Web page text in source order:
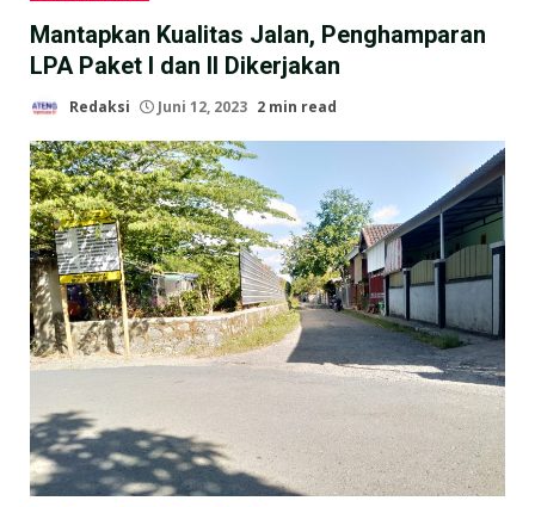
Mantapkan Kualitas Jalan, Penghamparan
LPA Paket I dan II Dikerjakan
Redaksi Juni 12, 2023 2 min read